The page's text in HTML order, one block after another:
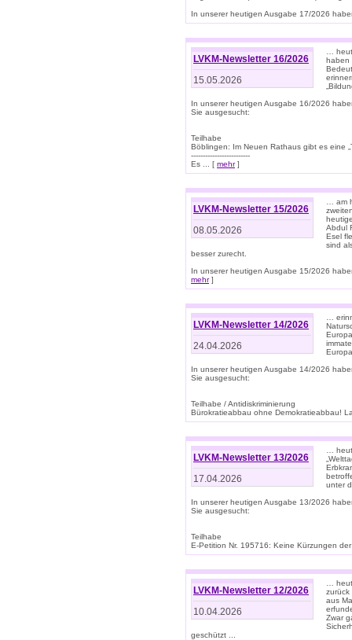
In unserer heutigen Ausgabe 17/2026
LVKM-Newsletter 16/2026
15.05.2026
…
haben
In unserer heutigen Ausgabe 16/2026
Sie ausgesucht:
Teilhabe
Böblingen: Im Neuen Rathaus gibt es eine
-------------------------
Es ... [ mehr]
LVKM-Newsletter 15/2026
08.05.2026
… am
Abdul
Esel
sind
besser zurecht.
In unserer heutigen Ausgabe 15/2026
mehr]
LVKM-Newsletter 14/2026
24.04.2026
…
In unserer heutigen Ausgabe 14/2026
Sie ausgesucht:
Teilhabe / Antidiskriminierung
Bürokratieabbau ohne Demokratieabbau!
LVKM-Newsletter 13/2026
17.04.2026
…
unter
In unserer heutigen Ausgabe 13/2026
Sie ausgesucht:
Teilhabe
E-Petition Nr. 195716: Keine Kürzungen
LVKM-Newsletter 12/2026
10.04.2026
…
zurück
aus
Zwar
geschützt ...